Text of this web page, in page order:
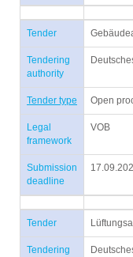
Tender
Tendering
authority
Tender type Open
Legal
framework
VOB
Submission
deadline
Tender
Tendering